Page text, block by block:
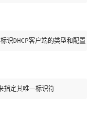
识DHCP客户端的类型和配置
指定其唯一标识符